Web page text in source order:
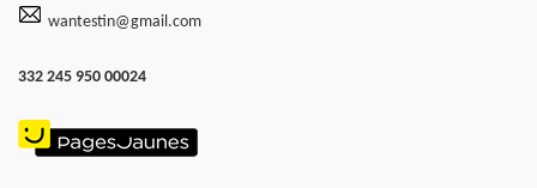
wantestin@gmail.com
332 245 950 00024